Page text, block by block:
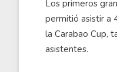
Los primeros
permitió asistir a
la Carabao Cup,
asistentes.